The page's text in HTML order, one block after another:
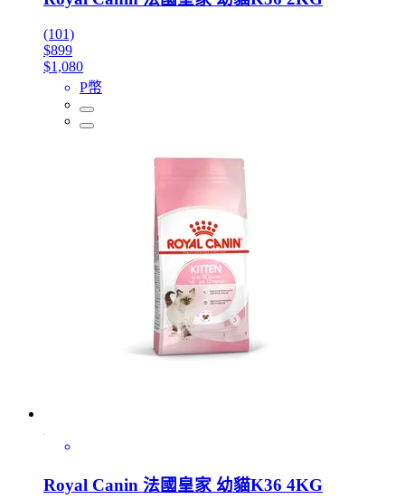
(101)
$899
$1,080
P幣
Royal Canin 法國皇家 幼貓K36 4KG